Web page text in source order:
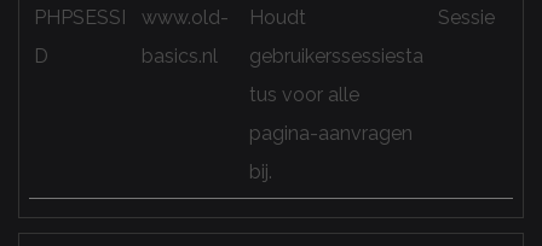
PHPSESSI
D
www.old-
basics.nl
Houdt
gebruikerssessiesta
tus voor alle
pagina-aanvragen
bij.
Sessie